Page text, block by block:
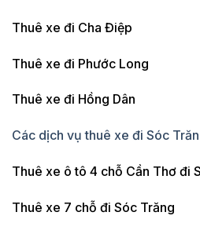
Thuê xe đi Cha Điệp
Thuê xe đi Phước Long
Thuê xe đi Hồng Dân
Các dịch vụ thuê xe đi Sóc
Thuê xe ô tô 4 chỗ Cần Thơ đi
Thuê xe 7 chỗ đi Sóc Trăng